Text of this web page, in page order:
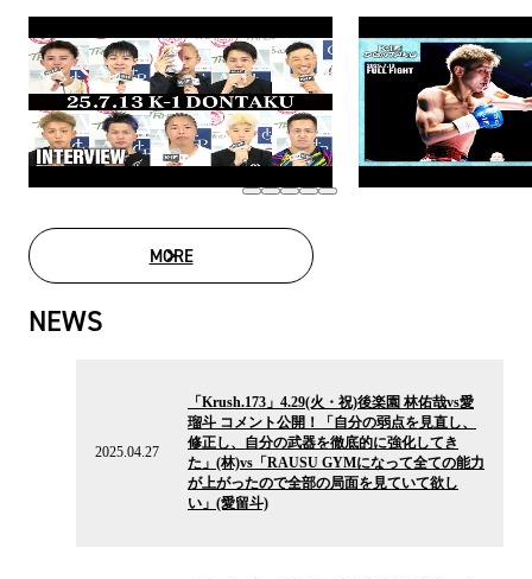
MOREMOVIE LIST
NEWS
2025.04.27
「Krush.173」4.29(火・祝)後楽園 林佑哉vs愛
瑠斗 コメント公開！「自分の弱点を見直し、
修正し、自分の武器を徹底的に強化してき
た」(林)vs「RAUSU GYMになって全ての能力
が上がったので全部の局面を見ていて欲し
い」(愛留斗)